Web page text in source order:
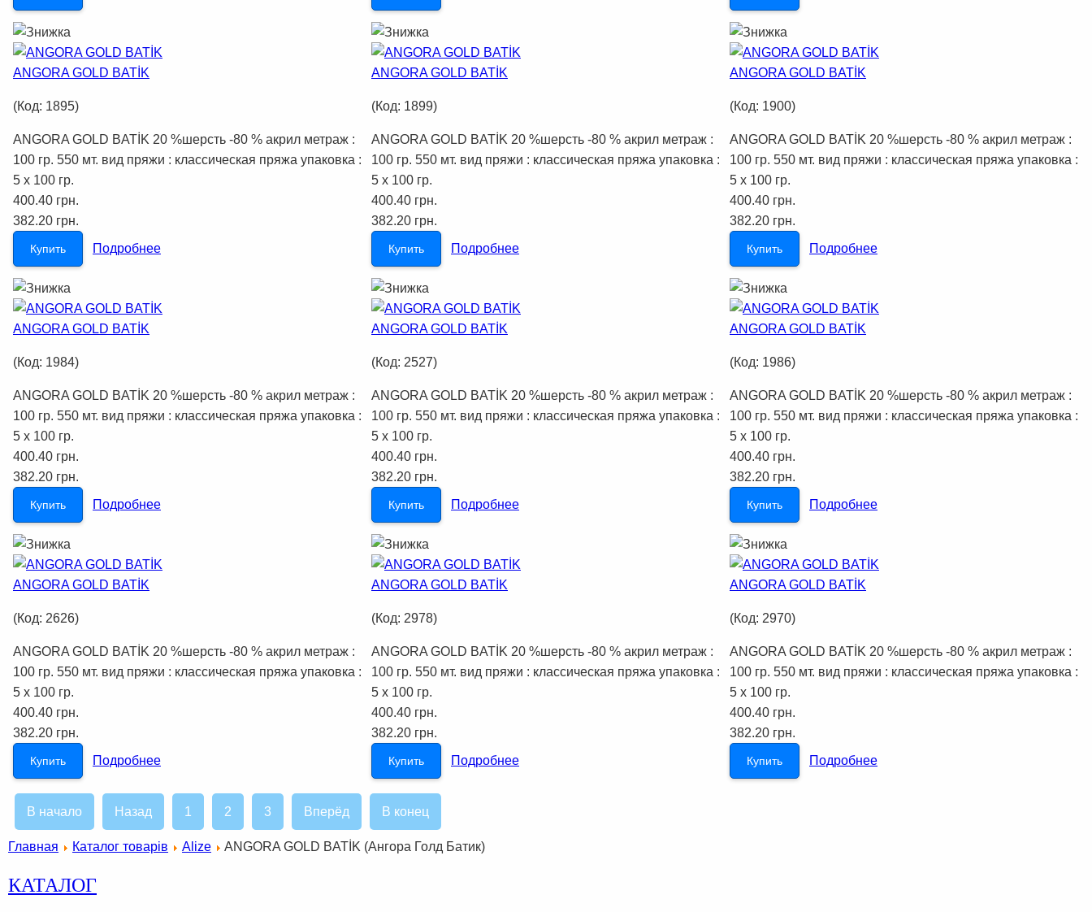
ANGORA GOLD BATİK
(Код: 1895)
ANGORA GOLD BATİK 20 %шерсть -80 % акрил метраж :
100 гр. 550 мт. вид пряжи : классическая пряжа упаковка :
5 x 100 гр.
400.40 грн.
382.20 грн.
Купить Подробнее
ANGORA GOLD BATİK
(Код: 1899)
ANGORA GOLD BATİK 20 %шерсть -80 % акрил метраж :
100 гр. 550 мт. вид пряжи : классическая пряжа упаковка :
5 x 100 гр.
400.40 грн.
382.20 грн.
Купить Подробнее
ANGORA GOLD BATİK
(Код: 1900)
ANGORA GOLD BATİK 20 %шерсть -80 % акрил метраж :
100 гр. 550 мт. вид пряжи : классическая пряжа упаковка :
5 x 100 гр.
400.40 грн.
382.20 грн.
Купить Подробнее
ANGORA GOLD BATİK
(Код: 1984)
ANGORA GOLD BATİK 20 %шерсть -80 % акрил метраж :
100 гр. 550 мт. вид пряжи : классическая пряжа упаковка :
5 x 100 гр.
400.40 грн.
382.20 грн.
Купить Подробнее
ANGORA GOLD BATİK
(Код: 2527)
ANGORA GOLD BATİK 20 %шерсть -80 % акрил метраж :
100 гр. 550 мт. вид пряжи : классическая пряжа упаковка :
5 x 100 гр.
400.40 грн.
382.20 грн.
Купить Подробнее
ANGORA GOLD BATİK
(Код: 1986)
ANGORA GOLD BATİK 20 %шерсть -80 % акрил метраж :
100 гр. 550 мт. вид пряжи : классическая пряжа упаковка :
5 x 100 гр.
400.40 грн.
382.20 грн.
Купить Подробнее
ANGORA GOLD BATİK
(Код: 2626)
ANGORA GOLD BATİK 20 %шерсть -80 % акрил метраж :
100 гр. 550 мт. вид пряжи : классическая пряжа упаковка :
5 x 100 гр.
400.40 грн.
382.20 грн.
Купить Подробнее
ANGORA GOLD BATİK
(Код: 2978)
ANGORA GOLD BATİK 20 %шерсть -80 % акрил метраж :
100 гр. 550 мт. вид пряжи : классическая пряжа упаковка :
5 x 100 гр.
400.40 грн.
382.20 грн.
Купить Подробнее
ANGORA GOLD BATİK
(Код: 2970)
ANGORA GOLD BATİK 20 %шерсть -80 % акрил метраж :
100 гр. 550 мт. вид пряжи : классическая пряжа упаковка :
5 x 100 гр.
400.40 грн.
382.20 грн.
Купить Подробнее
В начало Назад 1 2 3 Вперёд В конец
Главная Каталог товарів Alize ANGORA GOLD BATİK (Ангора Голд Батик)
КАТАЛОГ